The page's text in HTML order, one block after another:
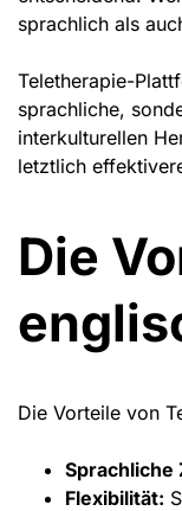
sprachlich als
Teletherapie-
sprachliche,
interkulturellen
letztlich
Die
Die Vorteile von
Sprachliche
Flexibilität: